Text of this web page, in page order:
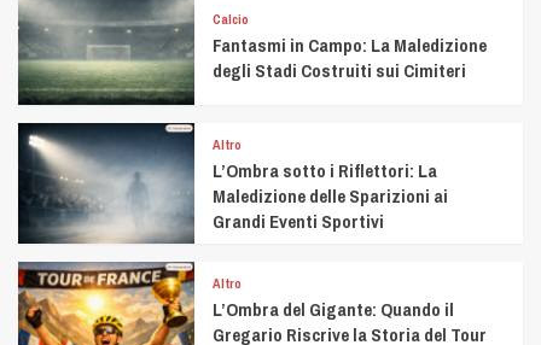
Calcio
Fantasmi in Campo: La Maledizione
degli Stadi Costruiti sui Cimiteri
Altro
L’Ombra sotto i Riflettori: La
Maledizione delle Sparizioni ai
Grandi Eventi Sportivi
Altro
L’Ombra del Gigante: Quando il
Gregario Riscrive la Storia del Tour